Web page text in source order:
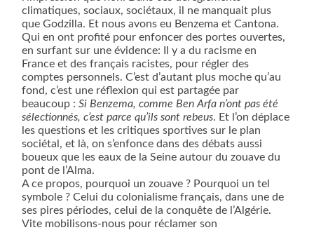
climatiques, sociaux, sociétaux, il ne manquait plus
que Godzilla. Et nous avons eu Benzema et Cantona.
Qui en ont profité pour enfoncer des portes ouvertes,
en surfant sur une évidence: Il y a du racisme en
France et des français racistes, pour régler des
comptes personnels. C’est d’autant plus moche qu’au
fond, c’est une réflexion qui est partagée par
beaucoup :Si Benzema, comme Ben Arfa n’ont pas été
sélectionnés, c’est parce qu’ils sont rebeus. Et l’on déplace
les questions et les critiques sportives sur le plan
sociétal, et là, on s’enfonce dans des débats aussi
boueux que les eaux de la Seine autour du zouave du
pont de l’Alma.
A ce propos, pourquoi un zouave ? Pourquoi un tel
symbole ? Celui du colonialisme français, dans une de
ses pires périodes, celui de la conquête de l’Algérie.
Vite mobilisons-nous pour réclamer son